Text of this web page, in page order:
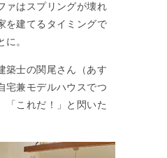
ァはスプリングが壊れ
を建てるタイミングで
。
築士の関尾さん（あす
宅兼モデルハウスでつ
「これだ！」と閃いた